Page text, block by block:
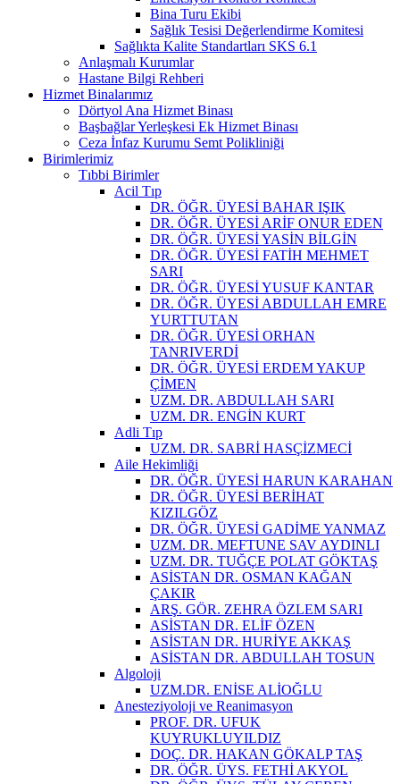
Bina Turu Ekibi
Sağlık Tesisi Değerlendirme Komitesi
Sağlıkta Kalite Standartları SKS 6.1
Anlaşmalı Kurumlar
Hastane Bilgi Rehberi
Hizmet Binalarımız
Dörtyol Ana Hizmet Binası
Başbağlar Yerleşkesi Ek Hizmet Binası
Ceza İnfaz Kurumu Semt Polikliniği
Birimlerimiz
Tıbbi Birimler
Acil Tıp
DR. ÖĞR. ÜYESİ BAHAR IŞIK
DR. ÖĞR. ÜYESİ ARİF ONUR EDEN
DR. ÖĞR. ÜYESİ YASİN BİLGİN
DR. ÖĞR. ÜYESİ FATİH MEHMET
SARI
DR. ÖĞR. ÜYESİ YUSUF KANTAR
DR. ÖĞR. ÜYESİ ABDULLAH EMRE
YURTTUTAN
DR. ÖĞR. ÜYESİ ORHAN
TANRIVERDİ
DR. ÖĞR. ÜYESİ ERDEM YAKUP
ÇİMEN
UZM. DR. ABDULLAH SARI
UZM. DR. ENGİN KURT
Adli Tıp
UZM. DR. SABRİ HASÇİZMECİ
Aile Hekimliği
DR. ÖĞR. ÜYESİ HARUN KARAHAN
DR. ÖĞR. ÜYESİ BERİHAT
KIZILGÖZ
DR. ÖĞR. ÜYESİ GADİME YANMAZ
UZM. DR. MEFTUNE SAV AYDINLI
UZM. DR. TUĞÇE POLAT GÖKTAŞ
ASİSTAN DR. OSMAN KAĞAN
ÇAKIR
ARŞ. GÖR. ZEHRA ÖZLEM SARI
ASİSTAN DR. ELİF ÖZEN
ASİSTAN DR. HURİYE AKKAŞ
ASİSTAN DR. ABDULLAH TOSUN
Algoloji
UZM.DR. ENİSE ALİOĞLU
Anesteziyoloji ve Reanimasyon
PROF. DR. UFUK
KUYRUKLUYILDIZ
DOÇ. DR. HAKAN GÖKALP TAŞ
DR. ÖĞR. ÜYS. FETHİ AKYOL